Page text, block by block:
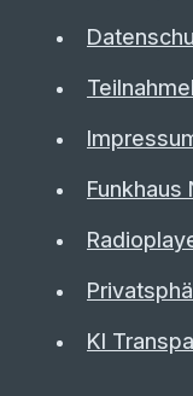
Funkhaus
KI